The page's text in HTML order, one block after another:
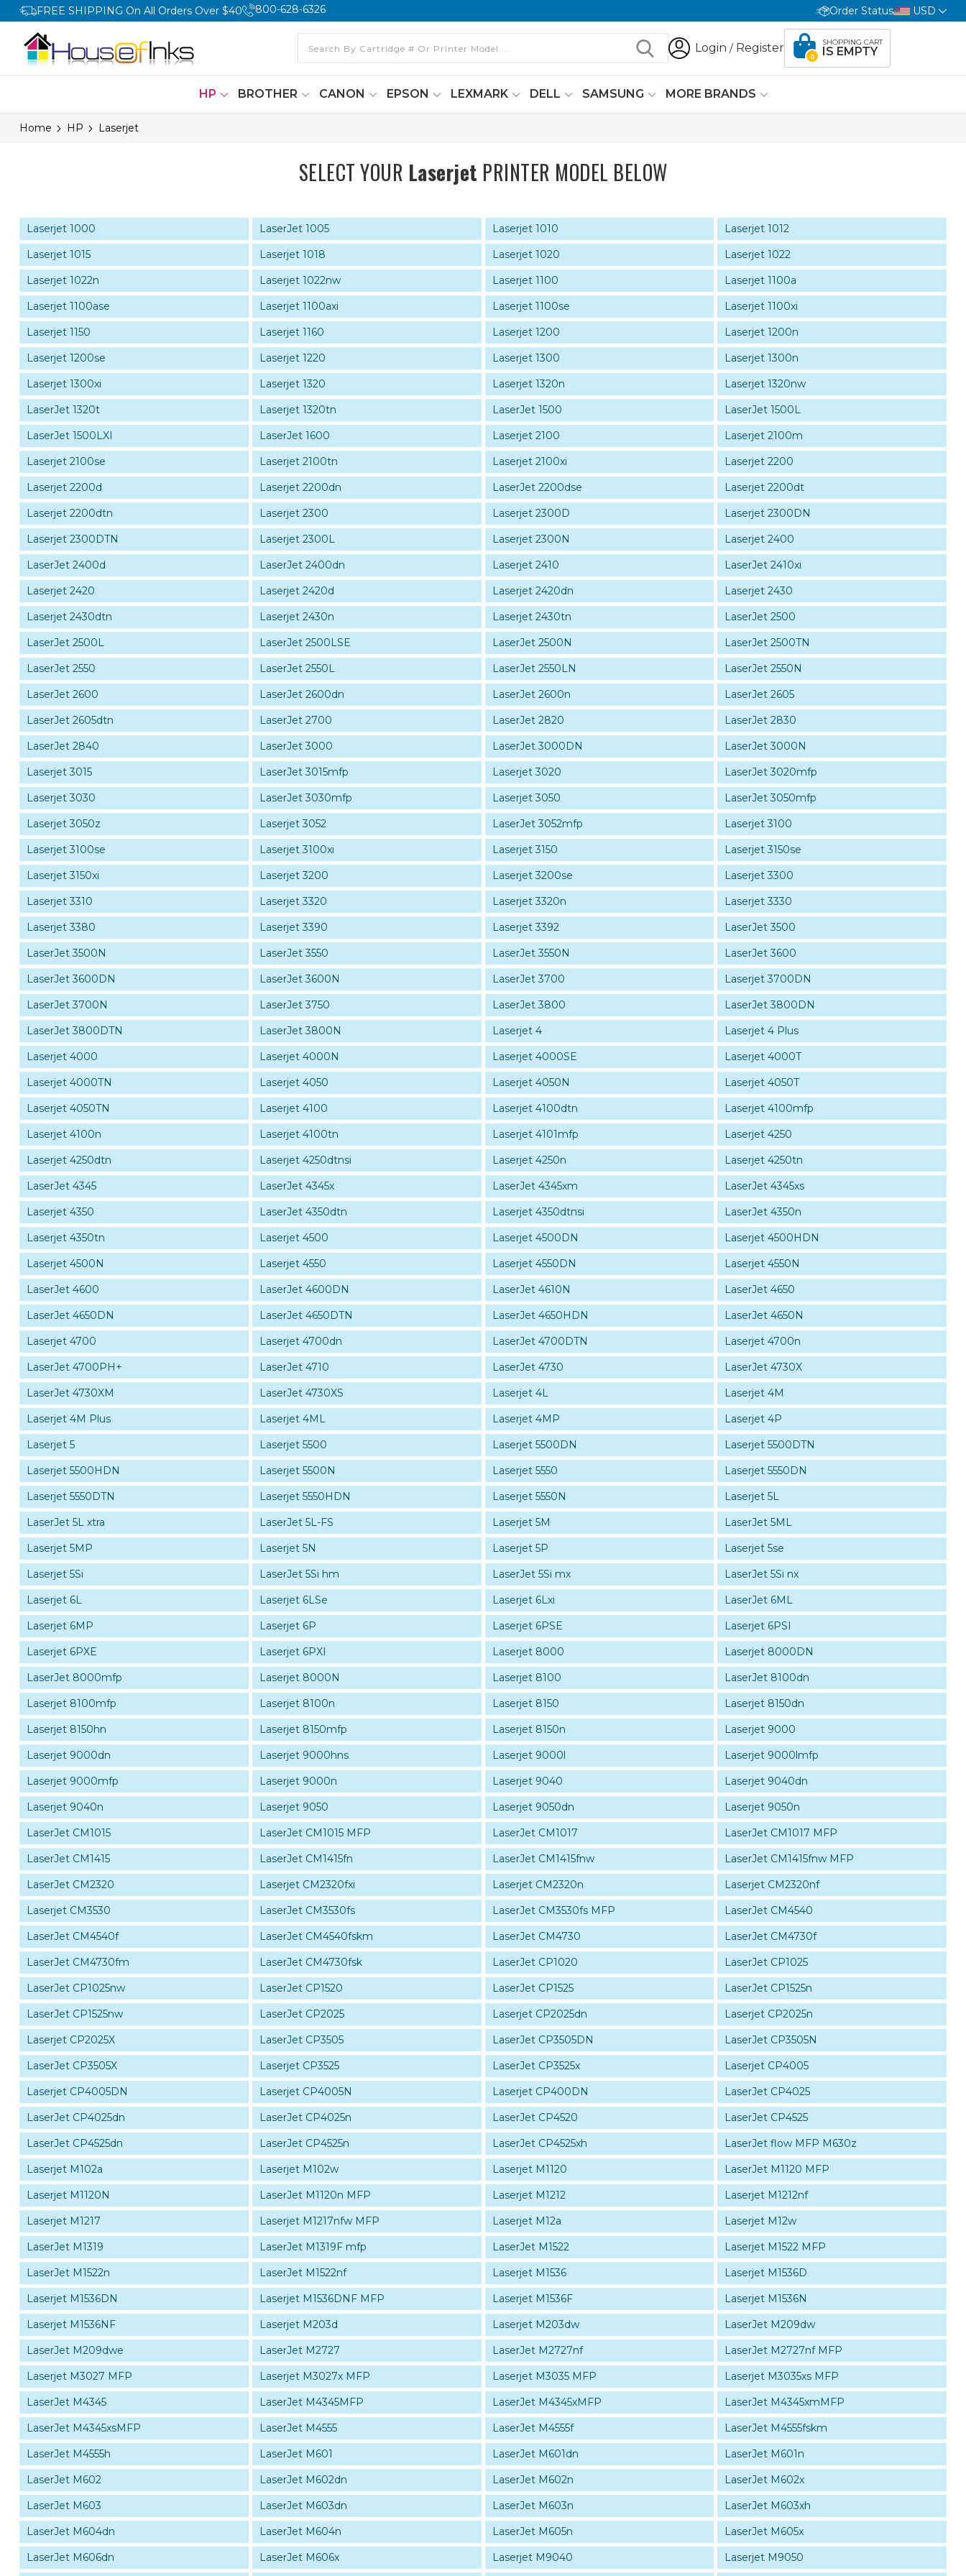
FREE SHIPPING On All Orders Over $40 800-628-6326 Order Status USD
Login / Register
0
SHOPPING CART
IS EMPTY
HP BROTHER CANON EPSON LEXMARK DELL SAMSUNG MORE BRANDS
Home HP Laserjet
SELECT YOUR Laserjet PRINTER MODEL BELOW
Laserjet 1000 LaserJet 1005 Laserjet 1010
Laserjet 1012
Laserjet 1015
Laserjet 1018 Laserjet 1020
Laserjet 1022
Laserjet 1022n
Laserjet 1022nw Laserjet 1100
Laserjet 1100a
Laserjet 1100ase
Laserjet 1100axi Laserjet 1100se
Laserjet 1100xi
Laserjet 1150
Laserjet 1160 Laserjet 1200
Laserjet 1200n
Laserjet 1200se
Laserjet 1220 Laserjet 1300
Laserjet 1300n
Laserjet 1300xi
Laserjet 1320 Laserjet 1320n
Laserjet 1320nw
LaserJet 1320t
Laserjet 1320tn LaserJet 1500
LaserJet 1500L
LaserJet 1500LXI
LaserJet 1600 Laserjet 2100
Laserjet 2100m
Laserjet 2100se
Laserjet 2100tn Laserjet 2100xi
Laserjet 2200
Laserjet 2200d
Laserjet 2200dn LaserJet 2200dse
Laserjet 2200dt
Laserjet 2200dtn
Laserjet 2300 Laserjet 2300D
Laserjet 2300DN
Laserjet 2300DTN
Laserjet 2300L Laserjet 2300N
Laserjet 2400
LaserJet 2400d
LaserJet 2400dn Laserjet 2410
LaserJet 2410xi
Laserjet 2420
Laserjet 2420d Laserjet 2420dn
Laserjet 2430
Laserjet 2430dtn
Laserjet 2430n Laserjet 2430tn
LaserJet 2500
LaserJet 2500L
LaserJet 2500LSE LaserJet 2500N
LaserJet 2500TN
LaserJet 2550
LaserJet 2550L LaserJet 2550LN
LaserJet 2550N
LaserJet 2600
LaserJet 2600dn LaserJet 2600n
LaserJet 2605
LaserJet 2605dtn
LaserJet 2700 LaserJet 2820
LaserJet 2830
LaserJet 2840
LaserJet 3000 LaserJet 3000DN
LaserJet 3000N
Laserjet 3015
LaserJet 3015mfp Laserjet 3020
LaserJet 3020mfp
Laserjet 3030
LaserJet 3030mfp Laserjet 3050
LaserJet 3050mfp
Laserjet 3050z
Laserjet 3052 LaserJet 3052mfp
Laserjet 3100
Laserjet 3100se
Laserjet 3100xi Laserjet 3150
Laserjet 3150se
Laserjet 3150xi
Laserjet 3200 Laserjet 3200se
Laserjet 3300
Laserjet 3310
Laserjet 3320 Laserjet 3320n
Laserjet 3330
Laserjet 3380
Laserjet 3390 Laserjet 3392
LaserJet 3500
LaserJet 3500N
LaserJet 3550 LaserJet 3550N
LaserJet 3600
LaserJet 3600DN
LaserJet 3600N LaserJet 3700
Laserjet 3700DN
LaserJet 3700N
LaserJet 3750 LaserJet 3800
LaserJet 3800DN
LaserJet 3800DTN
LaserJet 3800N Laserjet 4
Laserjet 4 Plus
Laserjet 4000
Laserjet 4000N Laserjet 4000SE
Laserjet 4000T
Laserjet 4000TN
Laserjet 4050 Laserjet 4050N
Laserjet 4050T
Laserjet 4050TN
Laserjet 4100 Laserjet 4100dtn
Laserjet 4100mfp
Laserjet 4100n
Laserjet 4100tn Laserjet 4101mfp
Laserjet 4250
Laserjet 4250dtn
Laserjet 4250dtnsi Laserjet 4250n
Laserjet 4250tn
LaserJet 4345
LaserJet 4345x LaserJet 4345xm
LaserJet 4345xs
Laserjet 4350
LaserJet 4350dtn Laserjet 4350dtnsi
LaserJet 4350n
Laserjet 4350tn
Laserjet 4500 Laserjet 4500DN
Laserjet 4500HDN
Laserjet 4500N
Laserjet 4550 Laserjet 4550DN
Laserjet 4550N
LaserJet 4600
LaserJet 4600DN LaserJet 4610N
LaserJet 4650
LaserJet 4650DN
LaserJet 4650DTN LaserJet 4650HDN
LaserJet 4650N
Laserjet 4700
Laserjet 4700dn LaserJet 4700DTN
Laserjet 4700n
LaserJet 4700PH+
LaserJet 4710 LaserJet 4730
LaserJet 4730X
LaserJet 4730XM
LaserJet 4730XS Laserjet 4L
Laserjet 4M
Laserjet 4M Plus
Laserjet 4ML Laserjet 4MP
Laserjet 4P
Laserjet 5
Laserjet 5500 Laserjet 5500DN
Laserjet 5500DTN
Laserjet 5500HDN
Laserjet 5500N Laserjet 5550
Laserjet 5550DN
Laserjet 5550DTN
Laserjet 5550HDN Laserjet 5550N
Laserjet 5L
LaserJet 5L xtra
LaserJet 5L-FS Laserjet 5M
LaserJet 5ML
Laserjet 5MP
Laserjet 5N Laserjet 5P
Laserjet 5se
Laserjet 5Si
LaserJet 5Si hm LaserJet 5Si mx
LaserJet 5Si nx
Laserjet 6L
Laserjet 6LSe Laserjet 6Lxi
LaserJet 6ML
Laserjet 6MP
Laserjet 6P Laserjet 6PSE
Laserjet 6PSI
Laserjet 6PXE
Laserjet 6PXI Laserjet 8000
Laserjet 8000DN
LaserJet 8000mfp
Laserjet 8000N Laserjet 8100
LaserJet 8100dn
Laserjet 8100mfp
Laserjet 8100n Laserjet 8150
Laserjet 8150dn
Laserjet 8150hn
Laserjet 8150mfp Laserjet 8150n
Laserjet 9000
Laserjet 9000dn
Laserjet 9000hns Laserjet 9000l
Laserjet 9000lmfp
Laserjet 9000mfp
Laserjet 9000n Laserjet 9040
Laserjet 9040dn
Laserjet 9040n
Laserjet 9050 Laserjet 9050dn
Laserjet 9050n
LaserJet CM1015
LaserJet CM1015 MFP LaserJet CM1017
LaserJet CM1017 MFP
LaserJet CM1415
LaserJet CM1415fn LaserJet CM1415fnw
LaserJet CM1415fnw MFP
LaserJet CM2320
Laserjet CM2320fxi Laserjet CM2320n
Laserjet CM2320nf
Laserjet CM3530
LaserJet CM3530fs LaserJet CM3530fs MFP
LaserJet CM4540
LaserJet CM4540f
LaserJet CM4540fskm LaserJet CM4730
LaserJet CM4730f
LaserJet CM4730fm
LaserJet CM4730fsk LaserJet CP1020
LaserJet CP1025
LaserJet CP1025nw
LaserJet CP1520 LaserJet CP1525
LaserJet CP1525n
LaserJet CP1525nw
LaserJet CP2025 Laserjet CP2025dn
Laserjet CP2025n
Laserjet CP2025X
LaserJet CP3505 LaserJet CP3505DN
LaserJet CP3505N
LaserJet CP3505X
Laserjet CP3525 LaserJet CP3525x
Laserjet CP4005
Laserjet CP4005DN
Laserjet CP4005N Laserjet CP400DN
LaserJet CP4025
LaserJet CP4025dn
LaserJet CP4025n LaserJet CP4520
LaserJet CP4525
LaserJet CP4525dn
LaserJet CP4525n LaserJet CP4525xh
LaserJet flow MFP M630z
Laserjet M102a
Laserjet M102w Laserjet M1120
LaserJet M1120 MFP
Laserjet M1120N
LaserJet M1120n MFP Laserjet M1212
Laserjet M1212nf
Laserjet M1217
Laserjet M1217nfw MFP Laserjet M12a
Laserjet M12w
LaserJet M1319
LaserJet M1319F mfp LaserJet M1522
Laserjet M1522 MFP
LaserJet M1522n
LaserJet M1522nf Laserjet M1536
Laserjet M1536D
Laserjet M1536DN
Laserjet M1536DNF MFP Laserjet M1536F
Laserjet M1536N
Laserjet M1536NF
Laserjet M203d Laserjet M203dw
LaserJet M209dw
LaserJet M209dwe
LaserJet M2727 LaserJet M2727nf
LaserJet M2727nf MFP
Laserjet M3027 MFP
Laserjet M3027x MFP Laserjet M3035 MFP
Laserjet M3035xs MFP
LaserJet M4345
LaserJet M4345MFP LaserJet M4345xMFP
LaserJet M4345xmMFP
LaserJet M4345xsMFP
LaserJet M4555 LaserJet M4555f
LaserJet M4555fskm
LaserJet M4555h
LaserJet M601 LaserJet M601dn
LaserJet M601n
LaserJet M602
LaserJet M602dn LaserJet M602n
LaserJet M602x
LaserJet M603
LaserJet M603dn LaserJet M603n
LaserJet M603xh
LaserJet M604dn
LaserJet M604n LaserJet M605n
LaserJet M605x
LaserJet M606dn
LaserJet M606x Laserjet M9040 Laserjet M9050